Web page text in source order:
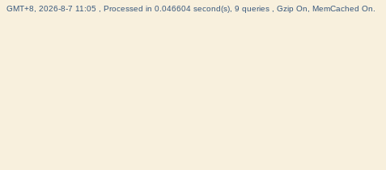
GMT+8, 2026-8-7 11:05 , Processed in 0.046604 second(s), 9 queries , Gzip On, MemCached On.